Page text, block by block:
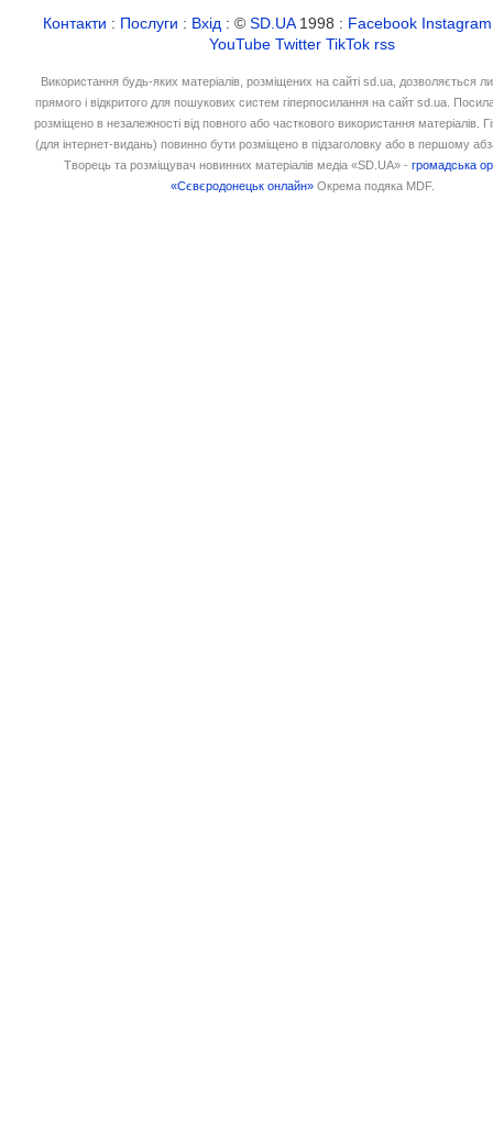
Контакти : Послуги : Вхід : ©SD.UA1998 : Facebook Instagram
YouTube Twitter TikTok rss
Використання будь-яких матеріалів, розміщених на сайті sd.ua, дозволяється
прямого і відкритого для пошукових систем гіперпосилання на сайт sd.ua.
розміщено в незалежності від повного або часткового використання матеріалів.
(для інтернет-видань) повинно бути розміщено в підзаголовку або в першому
Творець та розміщувач новинних матеріалів медіа «SD.UA» -громадська
«Сєвєродонецьк онлайн» Окрема подяка MDF.